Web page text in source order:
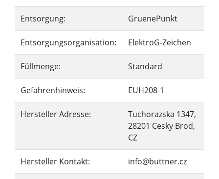
Entsorgung: GruenePunkt
Entsorgungsorganisation: ElektroG-Zeichen
Füllmenge: Standard
Gefahrenhinweis: EUH208-1
Hersteller Adresse:
Tuchorazska 1347,
28201 Cesky Brod,
CZ
Hersteller Kontakt: info@buttner.cz